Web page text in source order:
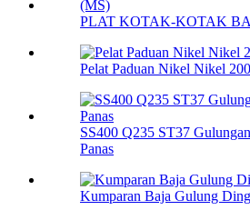
PLAT KOTAK-KOTAK
Pelat Paduan Nikel Nikel
SS400 Q235 ST37
Panas
Kumparan Baja Gulung